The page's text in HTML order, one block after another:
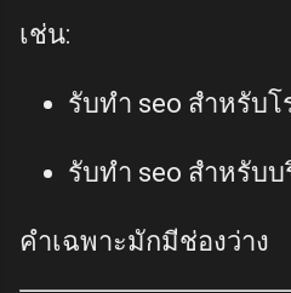
เช่น:
รับทำ seo สำหรับโ
รับทำ seo สำหรับ
คำเฉพาะมักมีช่องว่าง